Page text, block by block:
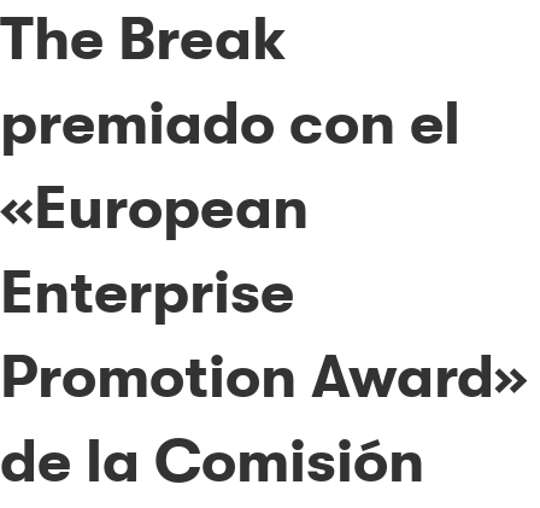
The Break
premiado con el
«European
Enterprise
Promotion Award»
de la Comisión